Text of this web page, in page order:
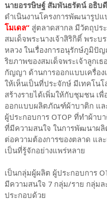
นายอรรษิษฐ์ สัมพันธรัตน์ อธิบ
ดำเนินงานโครงการพัฒนารูป
โมเดล” สู่ตลาดสากล มีวัตถุปร
สมเด็จพระนางเจ้าสิริกิติ์ พระ
หลวง ในเรื่องการอนุรักษ์ภูมิปั
ริยภาพของสมเด็จพระเจ้าลูกเ
กัญญา ด้านการออกแบบเครื่อง
ให้เห็นเป็นที่ประจักษ์ มีเทคโน
สร้างรายได้เพิ่มให้กับชุมชน เ
ออกแบบผลิตภัณฑ์ผ้าบาติก แ
ผู้ประกอบการ OTOP ที่ทำผ้า
ที่มีความสนใจ ในการพัฒนาผ
ต่อความต้องการของตลาด แล
เป็นที่รู้จักอย่างแพร่หลาย
กลุ่มเป้าหม
เป็นกลุ่มผู้ผลิต ผู้ประกอบการ
มีความสนใจ 7 กลุ่ม/ราย กลุ่ม
ประกอบด้วย